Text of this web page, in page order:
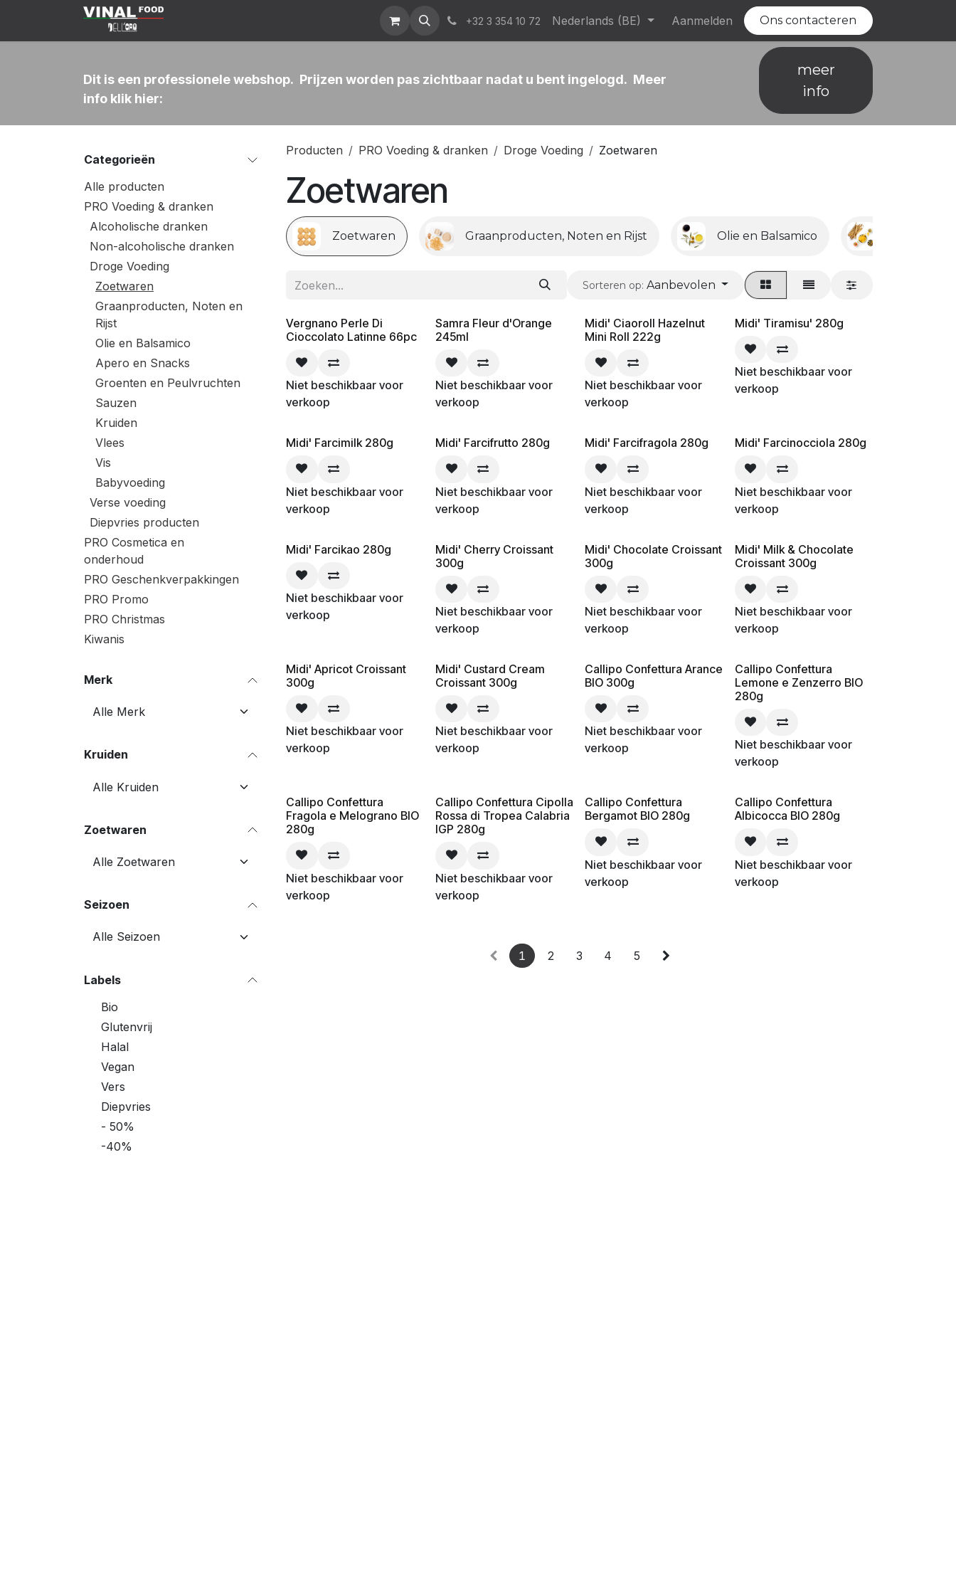
Overslaan naar inhoud
News & Events Who We Are Contact Help Evenementen Vacatures
+32 3 354 10 72 Nederlands (BE) Aanmelden Ons contacteren
Dit is een professionele webshop. Prijzen worden pas zichtbaar nadat u bent ingelogd. Meer
info klik hier:
meer
info
Categorieën
Alle producten
PRO Voeding & dranken
Alcoholische dranken
Non-alcoholische dranken
Droge Voeding
Zoetwaren
Graanproducten, Noten en
Rijst
Olie en Balsamico
Apero en Snacks
Groenten en Peulvruchten
Sauzen
Kruiden
Vlees
Vis
Babyvoeding
Verse voeding
Diepvries producten
PRO Cosmetica en
onderhoud
PRO Geschenkverpakkingen
PRO Promo
PRO Christmas
Kiwanis
Merk
Kruiden
Zoetwaren
Seizoen
Labels
Bio
Glutenvrij
Halal
Vegan
Vers
Diepvries
- 50%
-40%
Producten PRO Voeding & dranken Droge Voeding Zoetwaren
Zoetwaren
Zoetwaren Graanproducten, Noten en Rijst Olie en Balsamico
Sorteren op: Aanbevolen
Vergnano Perle Di
Cioccolato Latinne 66pc
Niet beschikbaar voor
verkoop
Samra Fleur d'Orange
245ml
Niet beschikbaar voor
verkoop
Midi' Ciaoroll Hazelnut
Mini Roll 222g
Niet beschikbaar voor
verkoop
Midi' Tiramisu' 280g
Niet beschikbaar voor
verkoop
Midi' Farcimilk 280g
Niet beschikbaar voor
verkoop
Midi' Farcifrutto 280g
Niet beschikbaar voor
verkoop
Midi' Farcifragola 280g
Niet beschikbaar voor
verkoop
Midi' Farcinocciola 280g
Niet beschikbaar voor
verkoop
Midi' Farcikao 280g
Niet beschikbaar voor
verkoop
Midi' Cherry Croissant
300g
Niet beschikbaar voor
verkoop
Midi' Chocolate Croissant
300g
Niet beschikbaar voor
verkoop
Midi' Milk & Chocolate
Croissant 300g
Niet beschikbaar voor
verkoop
Midi' Apricot Croissant
300g
Niet beschikbaar voor
verkoop
Midi' Custard Cream
Croissant 300g
Niet beschikbaar voor
verkoop
Callipo Confettura Arance
BIO 300g
Niet beschikbaar voor
verkoop
Callipo Confettura
Lemone e Zenzerro BIO
280g
Niet beschikbaar voor
verkoop
Callipo Confettura
Fragola e Melograno BIO
280g
Niet beschikbaar voor
verkoop
Callipo Confettura Cipolla
Rossa di Tropea Calabria
IGP 280g
Niet beschikbaar voor
verkoop
Callipo Confettura
Bergamot BIO 280g
Niet beschikbaar voor
verkoop
Callipo Confettura
Albicocca BIO 280g
Niet beschikbaar voor
verkoop
1 2 3 4 5